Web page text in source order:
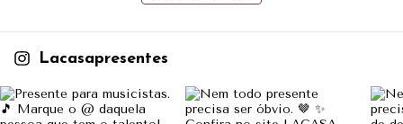
Lacasapresentes